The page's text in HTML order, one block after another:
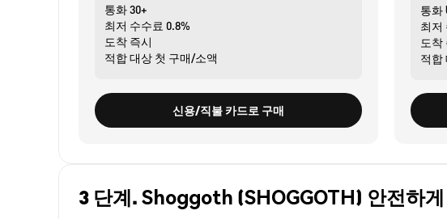
통화30+
최저 수수료 0.8%
도착 즉시
적합 대상 첫 구매/소액
신용/직불 카드로 구매
통화
최저
도착
적합
3 단계. Shoggoth (SHOGGOTH) 안전하